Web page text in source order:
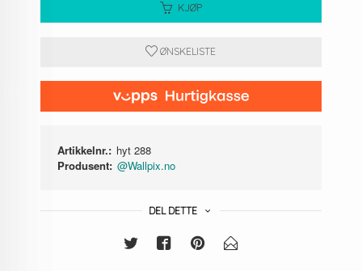
KJØP
ØNSKELISTE
Artikkelnr.: hyt 288
Produsent: @Wallpix.no
DEL DETTE